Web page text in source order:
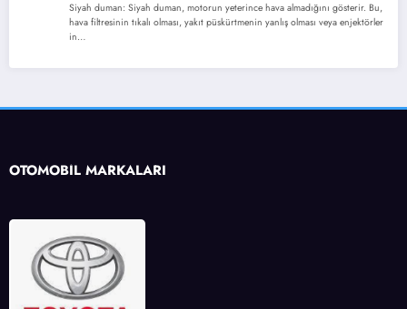
Siyah duman: Siyah duman, motorun yeterince hava almadığını gösterir. Bu,
hava filtresinin tıkalı olması, yakıt püskürtmenin yanlış olması veya enjektörler
in…
OTOMOBİL MARKALARI